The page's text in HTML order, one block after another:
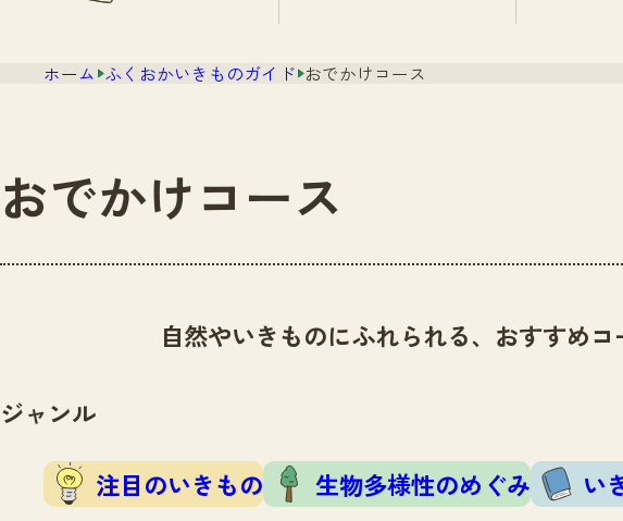
ホーム ふくおかいきものガイド おでかけコース
おでかけコース
自然やいきものにふれられる、おすすめ
ジャンル
注目のいきもの 生物多様性のめぐみ い